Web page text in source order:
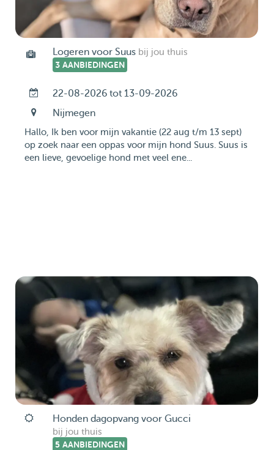
Logeren voor Suus bij jou thuis
3 AANBIEDINGEN
22-08-2026 tot 13-09-2026
Nijmegen
Hallo, Ik ben voor mijn vakantie (22 aug t/m 13 sept)
op zoek naar een oppas voor mijn hond Suus. Suus is
een lieve, gevoelige hond met veel ene...
Honden dagopvang voor Gucci
bij jou thuis
5 AANBIEDINGEN